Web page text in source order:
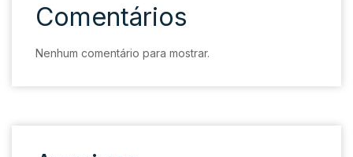
Comentários
Nenhum comentário para mostrar.